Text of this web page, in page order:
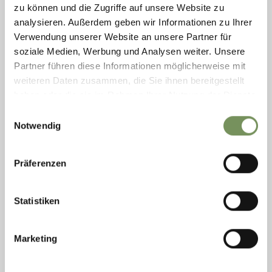
zu können und die Zugriffe auf unsere Website zu
analysieren. Außerdem geben wir Informationen zu Ihrer
Verwendung unserer Website an unsere Partner für
soziale Medien, Werbung und Analysen weiter. Unsere
Partner führen diese Informationen möglicherweise mit
weiteren Daten zusammen, die Sie ihnen bereitgestellt
Notwendig
Präferenzen
Statistiken
Marketing
MEHR LESEN
09
Aug